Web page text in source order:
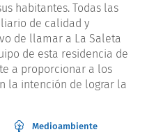
habitantes. Todas las
de calidad y
de llamar a La Saleta
de esta residencia de
a proporcionar a los
la intención de lograr la
Medioambiente